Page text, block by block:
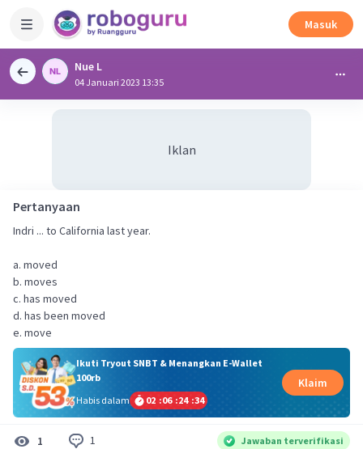
Masuk
Nue L
04 Januari 2023 13:35
Iklan
Pertanyaan
Indri ... to California last year.
a. moved
b. moves
c. has moved
d. has been moved
e. move
Ikuti Tryout SNBT & Menangkan E-Wallet
100rb
Habis dalam
02 :06 :24 :33
Klaim
1 1 Jawaban terverifikasi